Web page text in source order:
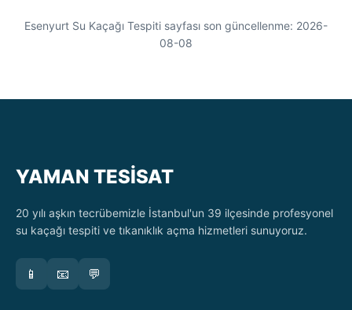
Esenyurt Su Kaçağı Tespiti sayfası son güncellenme: 2026-
08-08
YAMAN TESİSAT
20 yılı aşkın tecrübemizle İstanbul'un 39 ilçesinde profesyonel
su kaçağı tespiti ve tıkanıklık açma hizmetleri sunuyoruz.
📱 📧 💬